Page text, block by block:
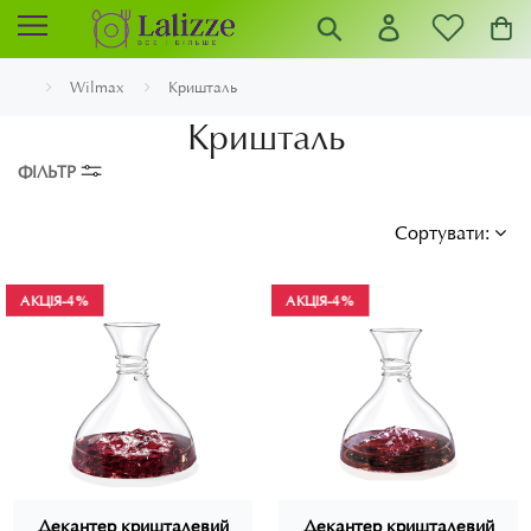
Wilmax Кришталь
Кришталь
ФІЛЬТР
Сортувати:
АКЦІЯ-4% АКЦІЯ-4%